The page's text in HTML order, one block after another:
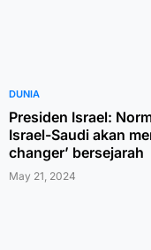
DUNIA
Presiden Israel:
Israel-Saudi akan
changer’ bersejarah
May 21, 2024